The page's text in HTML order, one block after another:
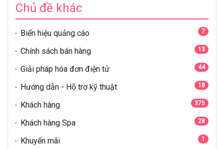
Chủ đề khác
Biển hiệu quảng cáo 7
Chính sách bán hàng 13
Giải pháp hóa đơn điện tử 44
Hướng dẫn - Hỗ trợ kỹ thuật 18
Khách hàng 375
Khách hàng Spa 28
Khuyến mãi 1